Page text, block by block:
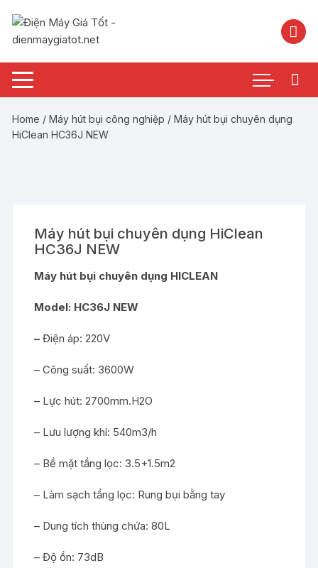
nội
Home /Máy hút bụi công nghiệp / Máy hút bụi chuyên dụng
HiClean HC36J NEW
Máy hút bụi chuyên dụng HiClean
HC36J NEW
Máy hút bụi chuyên dụng HICLEAN
Model: HC36J NEW
–Điện áp: 220V
– Công suất: 3600W
– Lực hút: 2700mm.H2O
– Lưu lượng khí: 540m3/h
– Bề mặt tầng lọc: 3.5+1.5m2
– Làm sạch tầng lọc: Rung bụi bằng tay
– Dung tích thùng chứa: 80L
– Độ ồn: 73dB